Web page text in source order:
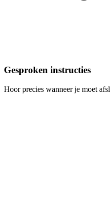
Gesproken instructies
Hoor precies wanneer je moet